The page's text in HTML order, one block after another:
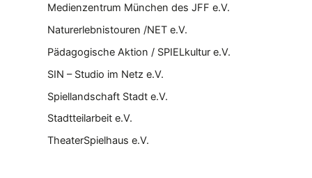
Medienzentrum München des JFF e.V.
Naturerlebnistouren /NET e.V.
Pädagogische Aktion / SPIELkultur e.V.
SIN – Studio im Netz e.V.
Spiellandschaft Stadt e.V.
Stadtteilarbeit e.V.
TheaterSpielhaus e.V.